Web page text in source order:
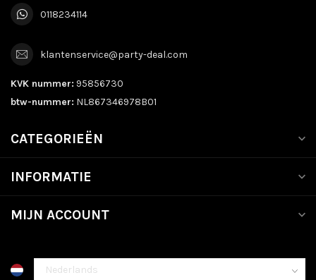
0118234114
klantenservice@party-deal.com
KVK nummer: 95856730
btw-nummer: NL867346978B01
CATEGORIEËN
INFORMATIE
MIJN ACCOUNT